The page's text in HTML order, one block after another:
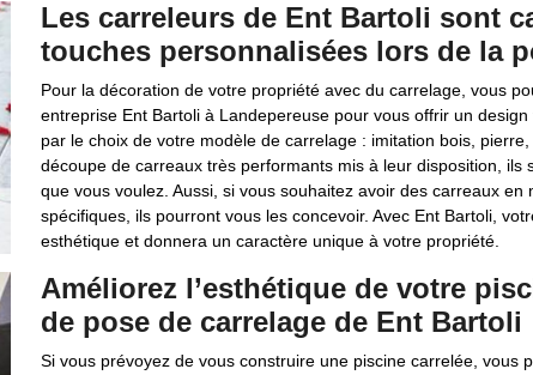
Les carreleurs de Ent Bartoli sont
touches personnalisées lors de la
Pour la décoration de votre propriété avec du carrelage, vous
entreprise Ent Bartoli à Landepereuse pour vous offrir un
par le choix de votre modèle de carrelage : imitation bois,
découpe de carreaux très performants mis à leur disposition,
que vous voulez. Aussi, si vous souhaitez avoir des carreaux en
spécifiques, ils pourront vous les concevoir. Avec Ent Bartoli,
esthétique et donnera un caractère unique à votre propriété.
Améliorez l’esthétique de votre
de pose de carrelage de Ent Bartoli
Si vous prévoyez de vous construire une piscine carrelée, vous